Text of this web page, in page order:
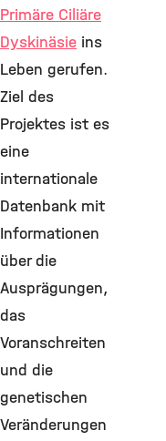
Primäre Ciliäre
Dyskinäsie ins
Leben gerufen.
Ziel des
Projektes ist es
eine
internationale
Datenbank mit
Informationen
über die
Ausprägungen,
das
Voranschreiten
und die
genetischen
Veränderungen